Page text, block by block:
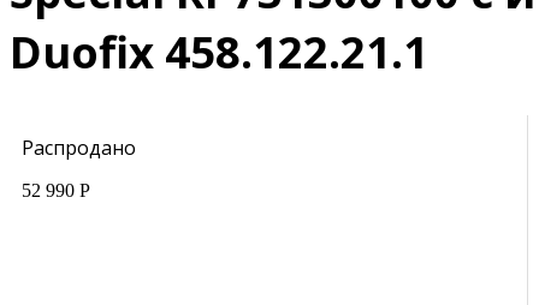
Duofix 458.122.21.1
Распродано
52 990 Р